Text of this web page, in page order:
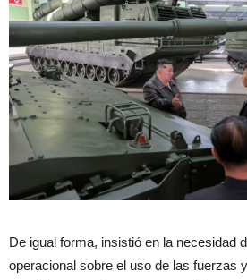
De igual forma, insistió en la necesidad
operacional sobre el uso de las fuerzas